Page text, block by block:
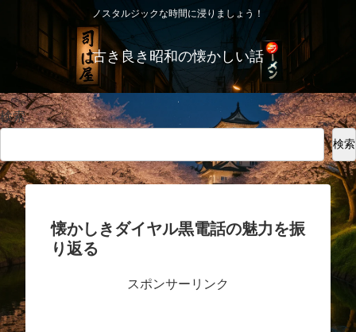
ノスタルジックな時間に浸りましょう！
古き良き昭和の懐かしい話
検索
検索
懐かしきダイヤル黒電話の魅力を振
り返る
スポンサーリンク